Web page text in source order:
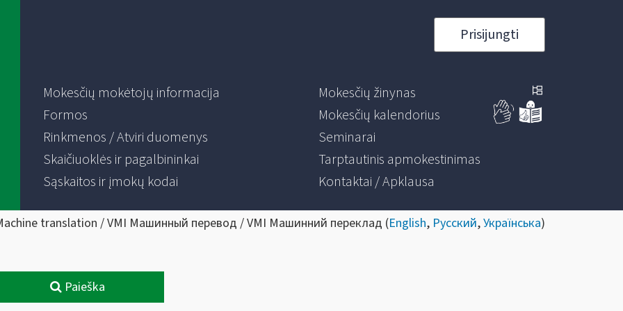
Prisijungti
Mokesčių mokėtojų informacija
Formos
Rinkmenos / Atviri duomenys
Skaičiuoklės ir pagalbininkai
Sąskaitos ir įmokų kodai
Mokesčių žinynas
Mokesčių kalendorius
Seminarai
Tarptautinis apmokestinimas
Kontaktai / Apklausa
translation / VMI Машинный перевод / VMI Машинний переклад (English, Русский,Українська)
Paieška